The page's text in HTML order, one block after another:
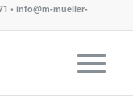
• info@m-mueller-